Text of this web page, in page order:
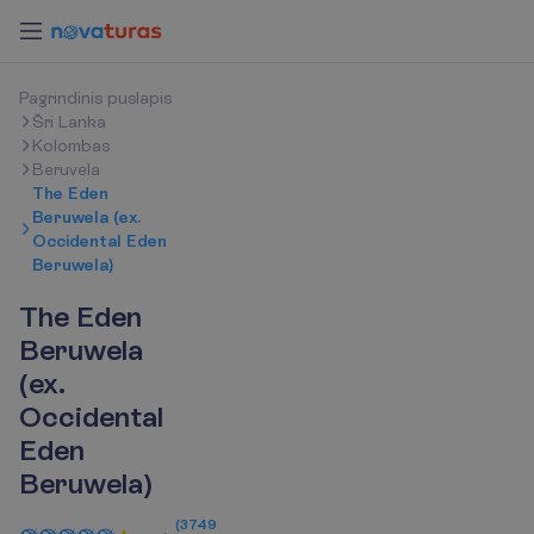
Pagrindinis puslapis
Šri Lanka
Kolombas
Beruvela
The Eden
Beruwela (ex.
Occidental Eden
Beruwela)
The Eden
Beruwela
(ex.
Occidental
Eden
Beruwela)
(3749